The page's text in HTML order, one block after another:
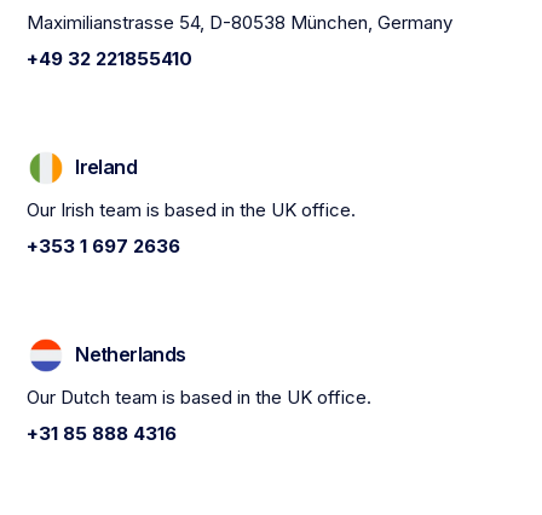
Maximilianstrasse 54, D-80538 München, Germany
+49 32 221855410
Ireland
Our Irish team is based in the UK office.
+353 1 697 2636
Netherlands
Our Dutch team is based in the UK office.
+31 85 888 4316